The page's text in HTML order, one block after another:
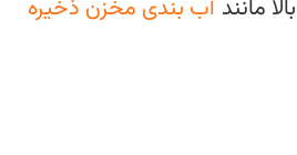
مانندآب بندی مخزن ذخیره